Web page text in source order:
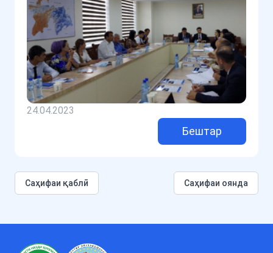
24.04.2023
Бештар
Cаҳифаи қаблӣ Саҳифаи оянда